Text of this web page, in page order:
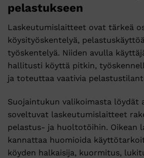
pelastukseen
Laskeutumislaitteet ovat tärkeä
köysityöskentelyä,
työskentelyä. Niiden avulla
hallitusti köyttä pitkin,
ja toteuttaa vaativia
Suojaintukun valikoimasta löydät
soveltuvat laskeutumislaitteet
pelastus- ja huoltotöihin. Oikean
kannattaa huomioida
köyden halkaisija, kuormitus,